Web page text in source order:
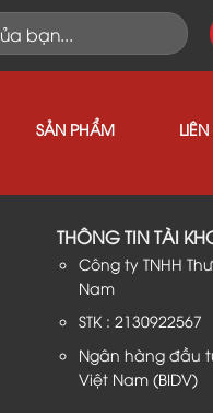
SẢN PHẨM
THÔNG TIN TÀI
Công ty TNHH
Nam
STK : 2130922567
Ngân hàng đầu
Việt Nam (BIDV)